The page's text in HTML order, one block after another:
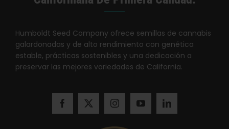
Humboldt Seed Company ofrece semillas de cannabis
galardonadas y de alto rendimiento con genética
estable, prácticas sostenibles y una dedicación a
preservar las mejores variedades de California.